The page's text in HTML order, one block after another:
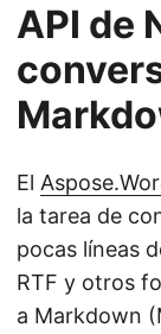
API de
El
la tarea de
pocas líneas
RTF y otros
a Markdown